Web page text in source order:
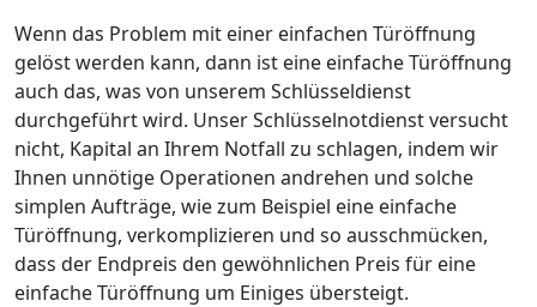
Wenn das Problem mit einer einfachen Türöffnung
gelöst werden kann, dann ist eine einfache Türöffnung
auch das, was von unserem Schlüsseldienst
durchgeführt wird. Unser Schlüsselnotdienst versucht
nicht, Kapital an Ihrem Notfall zu schlagen, indem wir
Ihnen unnötige Operationen andrehen und solche
simplen Aufträge, wie zum Beispiel eine einfache
Türöffnung, verkomplizieren und so ausschmücken,
dass der Endpreis den gewöhnlichen Preis für eine
einfache Türöffnung um Einiges übersteigt.